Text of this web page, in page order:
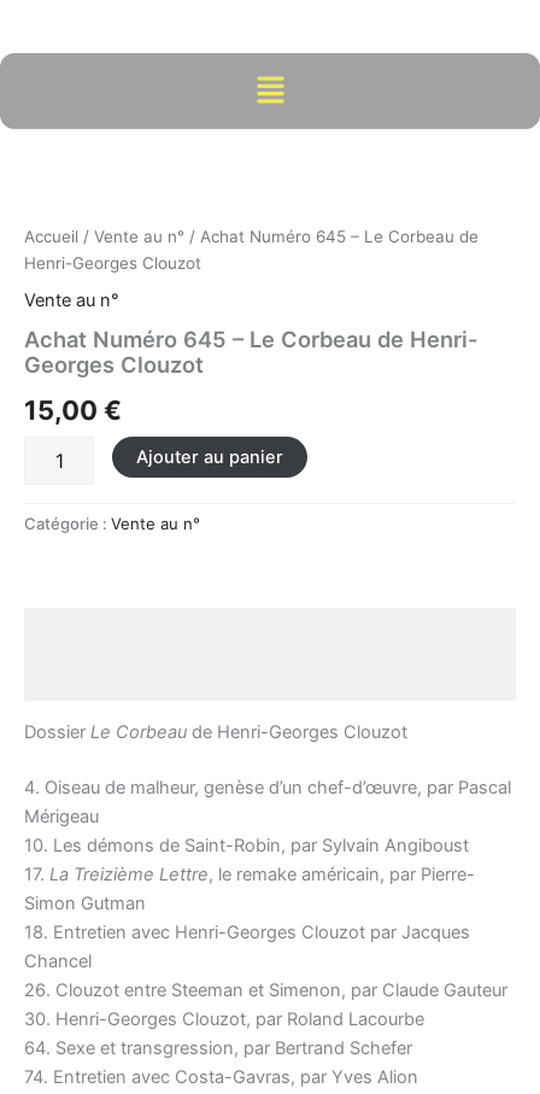
contenu
Menu
Accueil / Vente au n° / Achat Numéro 645 – Le Corbeau de
Henri-Georges Clouzot
Vente au n°
Achat Numéro 645 – Le Corbeau de Henri-
Georges Clouzot
15,00 €
645
-
Corbeau
de
Henri-
Georges
Clouzot
Ajouter au panier
Catégorie : Vente au n°
Dossier Le Corbeau de Henri-Georges Clouzot
4. Oiseau de malheur, genèse d’un chef-d’œuvre, par Pascal
Mérigeau
10. Les démons de Saint-Robin, par Sylvain Angiboust
17. La Treizième Lettre, le remake américain, par Pierre-
Simon Gutman
18. Entretien avec Henri-Georges Clouzot par Jacques
Chancel
26. Clouzot entre Steeman et Simenon, par Claude Gauteur
30. Henri-Georges Clouzot, par Roland Lacourbe
64. Sexe et transgression, par Bertrand Schefer
74. Entretien avec Costa-Gavras, par Yves Alion